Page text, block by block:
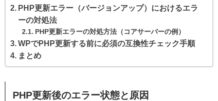
PHP更新エラー（バージョンアップ）におけるエラ
ーの対処法
PHP更新エラーの対処方法（コアサーバーの例）
WPでPHP更新する前に必須の互換性チェック手順
まとめ
PHP更新後のエラー状態と原因